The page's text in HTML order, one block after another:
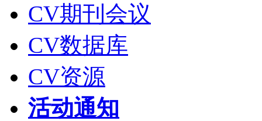
CV期刊会议
CV数据库
CV资源
活动通知